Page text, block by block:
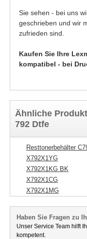
Sie sehen - bei uns
geschrieben und wir
zufrieden sind.
Kaufen Sie Ihre
kompatibel - bei
Ähnliche
792 Dtfe
Resttonerbehälter
X792X1YG
X792X1KG BK
X792X1CG
X792X1MG
Haben Sie Fragen zu
Unser Service Team hilft
kompetent.